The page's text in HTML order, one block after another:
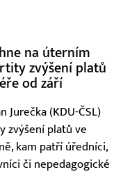
na úterním
zvýšení platů
od září
Jurečka (KDU-ČSL)
zvýšení platů ve
kam patří úředníci,
či nepedagogické